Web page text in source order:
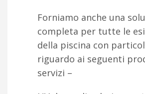
Forniamo anche una
completa per tutte le
della piscina con
riguardo ai seguenti
servizi –